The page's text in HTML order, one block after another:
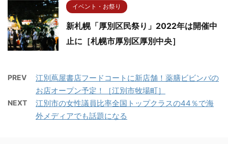
イベント・お祭り
新札幌「厚別区民祭り」2022年は開催中
止に［札幌市厚別区厚別中央］
PREV
江別蔦屋書店フードコートに新店舗！薬膳ビビンバの
お店オープン予定！［江別市牧場町］
NEXT
江別市の女性議員比率全国トップクラスの44％で海
外メディアでも話題になる